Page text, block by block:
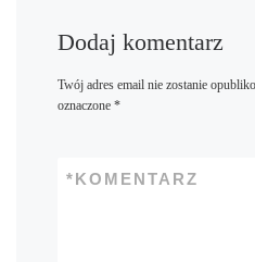
Dodaj komentarz
Twój adres email nie zostanie
oznaczone *
KOMENTARZ
*